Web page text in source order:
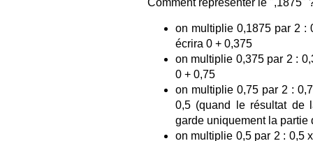
Comment représenter le ",1875"
on multiplie 0,1875 par 2 :
écrira 0 + 0,375
on multiplie 0,375 par 2 :
0 + 0,75
on multiplie 0,75 par 2 :
0,5 (quand le résultat de
garde uniquement la partie
on multiplie 0,5 par 2 : 0,5